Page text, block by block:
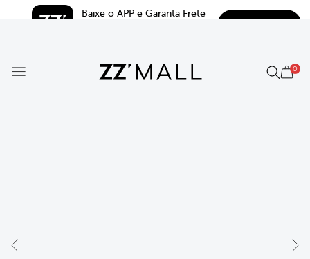
Baixe o APP e Garanta Frete
0